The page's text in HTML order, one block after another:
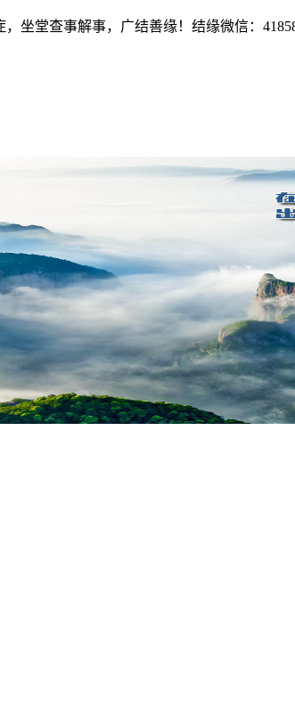
坐堂查事解事，广结善缘！结缘微信：